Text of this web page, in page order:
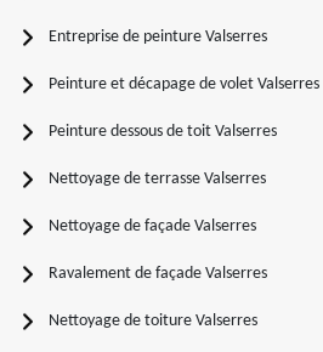
Entreprise de peinture Valserres
Peinture et décapage de volet Valserres
Peinture dessous de toit Valserres
Nettoyage de terrasse Valserres
Nettoyage de façade Valserres
Ravalement de façade Valserres
Nettoyage de toiture Valserres